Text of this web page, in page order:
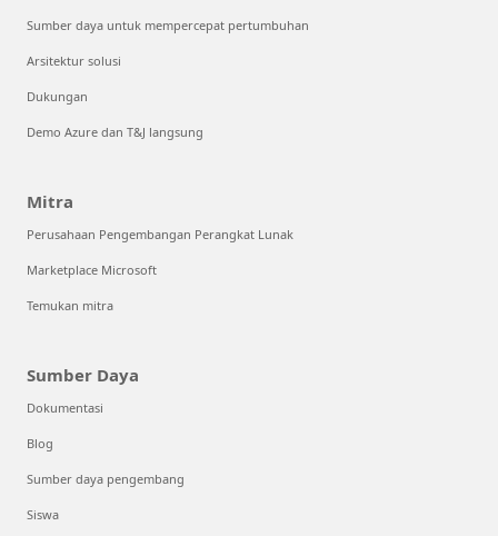
Sumber daya untuk mempercepat pertumbuhan
Arsitektur solusi
Dukungan
Demo Azure dan T&J langsung
Mitra
Perusahaan Pengembangan Perangkat Lunak
Marketplace Microsoft
Temukan mitra
Sumber Daya
Dokumentasi
Blog
Sumber daya pengembang
Siswa